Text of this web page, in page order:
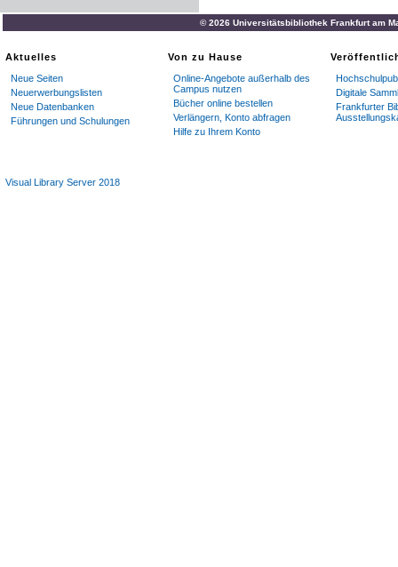
© 2026 Universitätsbibliothek Frankfurt am
Aktuelles
Neue Seiten
Neuerwerbungslisten
Neue Datenbanken
Führungen und Schulungen
Von zu Hause
Online-Angebote außerhalb des
Campus nutzen
Bücher online bestellen
Verlängern, Konto abfragen
Hilfe zu Ihrem Konto
Digitale
Frankfurter
Visual Library Server 2018